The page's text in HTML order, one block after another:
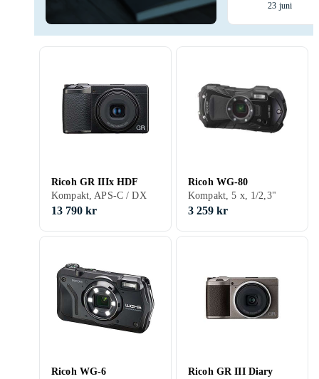
23 juni
Ricoh GR IIIx HDF
Kompakt, APS-C / DX
13 790 kr
Ricoh WG-80
Kompakt, 5 x, 1/2,3"
3 259 kr
Ricoh WG-6
Ricoh GR III Diary